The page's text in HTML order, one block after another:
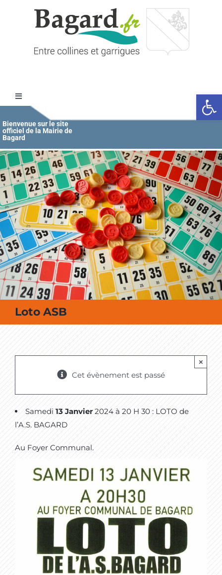
Ouvrir
Toggle
Navigation
Accueil
MAIRIE
ÉDUCATION / JEUNESSE
VIE COMMUNALE
MES SORTIES / MES LOISIRS
Bienvenue sur le site
officiel de la Mairie de
Bagard
Loto ASB
Cet évènement est passé
×
Samedi13 Janvier2024 à 20 H 30 : LOTO de
l’A.S. BAGARD
Au Foyer Communal.